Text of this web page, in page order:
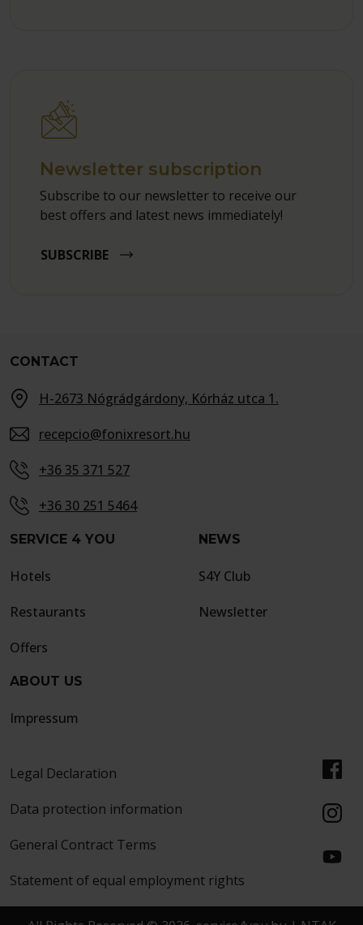
Newsletter subscription
Subscribe to our newsletter to receive our
best offers and latest news immediately!
SUBSCRIBE
CONTACT
H-2673 Nógrádgárdony, Kórház utca 1.
recepcio@fonixresort.hu
+36 35 371 527
+36 30 251 5464
SERVICE 4 YOU
Hotels
Restaurants
Offers
NEWS
S4Y Club
Newsletter
ABOUT US
Impressum
Legal Declaration
Data protection information
General Contract Terms
Statement of equal employment rights